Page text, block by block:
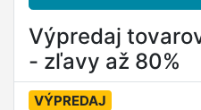
Výpredaj
- zľavy až 80%
VÝPREDAJ